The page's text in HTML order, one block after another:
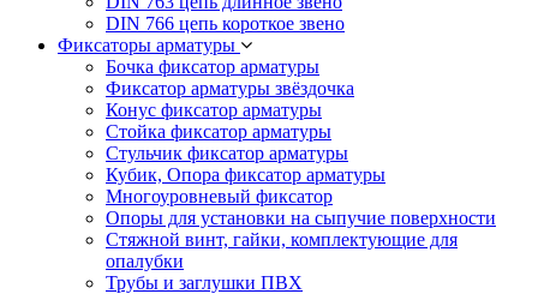
DIN 766 цепь короткое звено
Фиксаторы арматуры
Бочка фиксатор арматуры
Фиксатор арматуры звёздочка
Конус фиксатор арматуры
Стойка фиксатор арматуры
Стульчик фиксатор арматуры
Кубик, Опора фиксатор арматуры
Многоуровневый фиксатор
Опоры для установки на сыпучие поверхности
Стяжной винт, гайки, комплектующие для
опалубки
Трубы и заглушки ПВХ